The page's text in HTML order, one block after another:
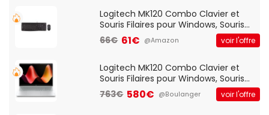
Logitech MK120 Combo Clavier et
Souris Filaires pour Windows, Souris
Optique Filaire, Connexion USB Plug
And Play, Confortable, Taille
QWERTY UK - Noir
66€ 61€ @Amazon voir l'offre
Logitech MK120 Combo Clavier et
Souris Filaires pour Windows, Souris
Optique Filaire, Connexion USB Plug
And Play, Confortable, Taille
763€ 580€ @Boulanger voir l'offre